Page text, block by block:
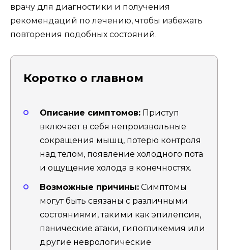
врачу для диагностики и получения
рекомендаций по лечению, чтобы избежать
повторения подобных состояний.
Коротко о главном
Описание симптомов: Приступ
включает в себя непроизвольные
сокращения мышц, потерю контроля
над телом, появление холодного пота
и ощущение холода в конечностях.
Возможные причины: Симптомы
могут быть связаны с различными
состояниями, такими как эпилепсия,
панические атаки, гипогликемия или
другие неврологические